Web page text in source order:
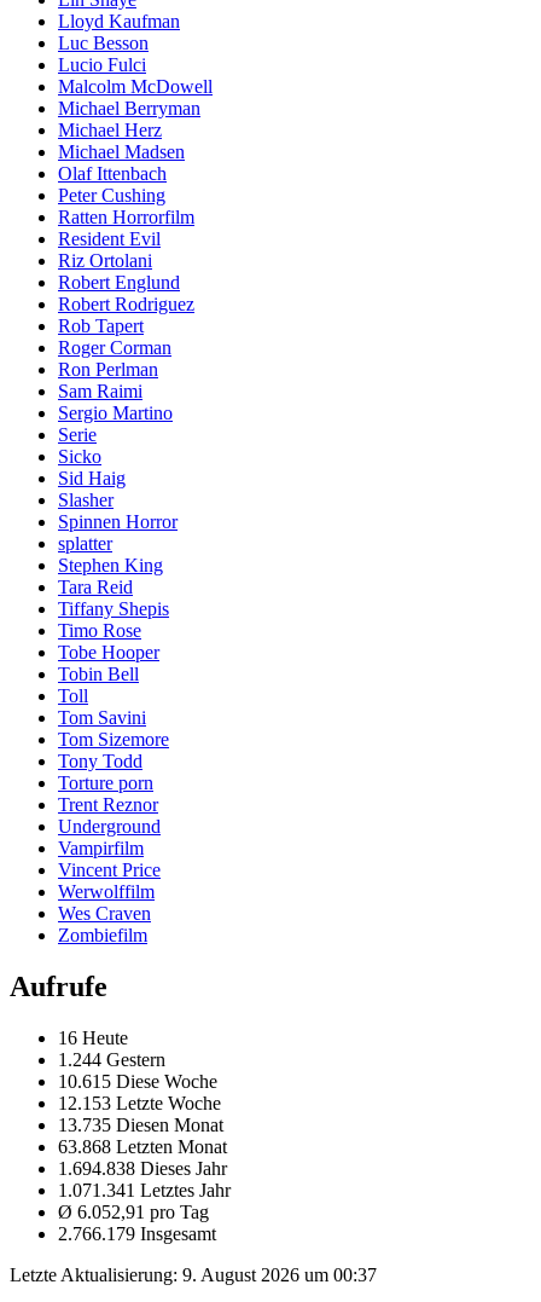
Lloyd Kaufman
Luc Besson
Lucio Fulci
Malcolm McDowell
Michael Berryman
Michael Herz
Michael Madsen
Olaf Ittenbach
Peter Cushing
Ratten Horrorfilm
Resident Evil
Riz Ortolani
Robert Englund
Robert Rodriguez
Rob Tapert
Roger Corman
Ron Perlman
Sam Raimi
Sergio Martino
Serie
Sicko
Sid Haig
Slasher
Spinnen Horror
splatter
Stephen King
Tara Reid
Tiffany Shepis
Timo Rose
Tobe Hooper
Tobin Bell
Toll
Tom Savini
Tom Sizemore
Tony Todd
Torture porn
Trent Reznor
Underground
Vampirfilm
Vincent Price
Werwolffilm
Wes Craven
Zombiefilm
Aufrufe
16 Heute
1.244 Gestern
10.615 Diese Woche
12.153 Letzte Woche
13.735 Diesen Monat
63.868 Letzten Monat
1.694.838 Dieses Jahr
1.071.341 Letztes Jahr
Ø 6.052,91 pro Tag
2.766.179 Insgesamt
Letzte Aktualisierung: 9. August 2026 um 00:37